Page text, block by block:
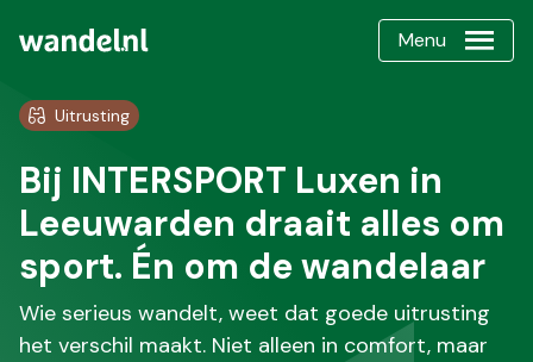
Menu
Uitrusting
Bij INTERSPORT Luxen in
Leeuwarden draait alles om
sport. Én om de wandelaar
Wie serieus wandelt, weet dat goede uitrusting
het verschil maakt. Niet alleen in comfort, maar